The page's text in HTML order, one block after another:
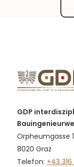
GDP
Orpheumgasse
8020 Graz
Telefon: +43 316